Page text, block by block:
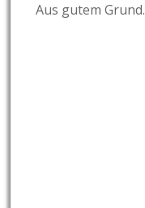
Aus gutem Grund.